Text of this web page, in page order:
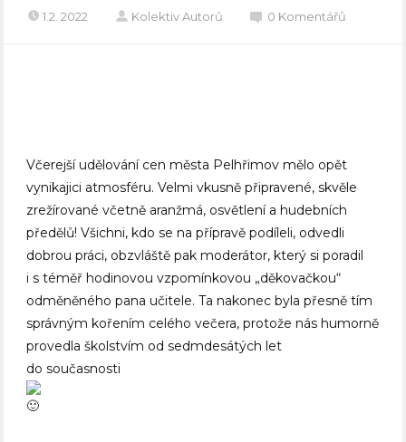
1.2. 2022 Kolektiv Autorů 0 Komentářů
Včerejší udělování cen města Pelhřimov mělo opět
vynikajici atmosféru. Velmi vkusně připravené, skvěle
zrežírované včetně aranžmá, osvětlení a hudebních
předělů! Všichni, kdo se na přípravě podíleli, odvedli
dobrou práci, obzvláště pak moderátor, který si poradil
i s téměř hodinovou vzpomínkovou „děkovačkou“
odměněného pana učitele. Ta nakonec byla přesně tím
správným kořením celého večera, protože nás humorně
provedla školstvím od sedmdesátých let
do současnosti